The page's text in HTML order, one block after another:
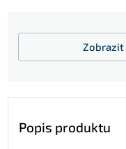
Zobrazit
Popis produktu